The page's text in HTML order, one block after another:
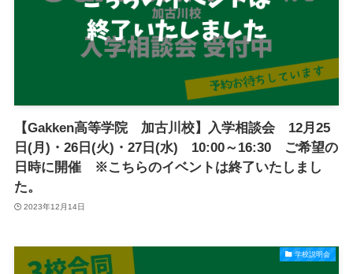
【Gakken高等学院 加古川校】入学相談会 12月25
日(月)・26日(火)・27日(水) 10:00～16:30 ご希望の
日時に開催 ※こちらのイベントは終了いたしまし
た。
2023年12月14日
学校説明会